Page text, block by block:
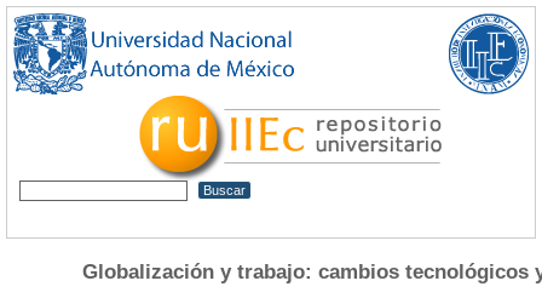
Globalización y trabajo: cambios tecnológicos